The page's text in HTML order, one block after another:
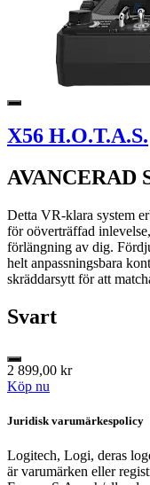
X56 H.O.T.A.S.
AVANCERAD
Detta VR-klara system
för oöverträffad
förlängning av dig.
helt anpassningsbara
skräddarsytt för att
Svart
2 899,00 kr
Köp nu
Juridisk varumärkespolicy
Logitech, Logi, deras
är varumärken eller